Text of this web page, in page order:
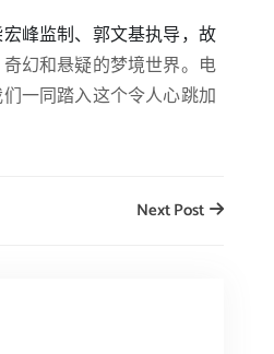
峰监制、郭文基执导，故
幻和悬疑的梦境世界。电
一同踏入这个令人心跳加
Next Post